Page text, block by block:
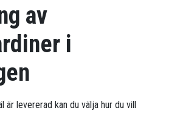
av
i
är levererad kan du välja hur du vill